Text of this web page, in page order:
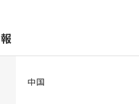
中国